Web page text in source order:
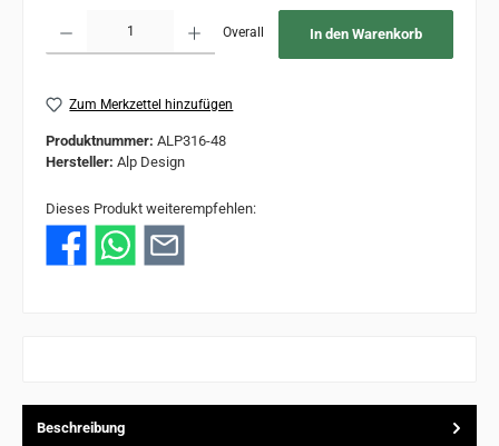
Overall In den Warenkorb
Zum Merkzettel hinzufügen
Produktnummer: ALP316-48
Hersteller: Alp Design
Dieses Produkt weiterempfehlen:
Beschreibung